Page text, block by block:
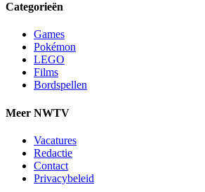
Categorieën
Games
Pokémon
LEGO
Films
Bordspellen
Meer NWTV
Vacatures
Redactie
Contact
Privacybeleid